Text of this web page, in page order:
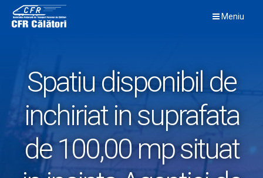
content
Meniu
Spatiu disponibil de
inchiriat in suprafata
de 100,00 mp situat